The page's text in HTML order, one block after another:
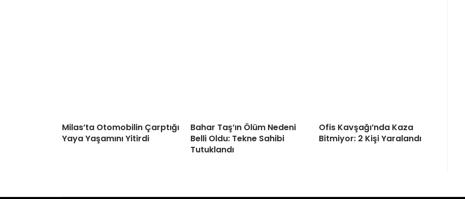
Milas’ta Otomobilin Çarptığı
Yaya Yaşamını Yitirdi
Bahar Taş’ın Ölüm Nedeni
Belli Oldu: Tekne Sahibi
Tutuklandı
Ofis Kavşağı’nda Kaza
Bitmiyor: 2 Kişi Yaralandı